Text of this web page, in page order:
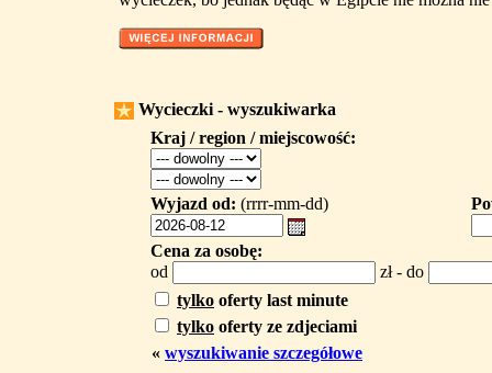
Wycieczki - wyszukiwarka
Kraj / region / miejscowość:
Wyjazd od: (rrrr-mm-dd)
Cena za osobę:
od
zł - do
tylko oferty last minute
tylko oferty ze zdjeciami
« wyszukiwanie szczegółowe